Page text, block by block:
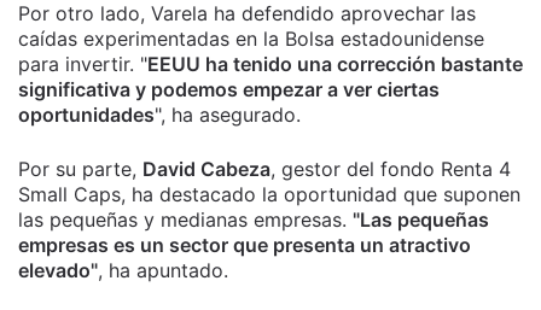
Por otro lado, Varela ha defendido aprovechar las
caídas experimentadas en la Bolsa estadounidense
para invertir. "EEUU ha tenido una corrección bastante
significativa y podemos empezar a ver ciertas
oportunidades", ha asegurado.
Por su parte, David Cabeza, gestor del fondo Renta 4
Small Caps, ha destacado la oportunidad que suponen
las pequeñas y medianas empresas. "Las pequeñas
empresas es un sector que presenta un atractivo
elevado", ha apuntado.